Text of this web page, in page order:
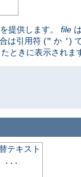
提供します。 file
は引用符 (" か ')
ときに表示されま
テキスト
...